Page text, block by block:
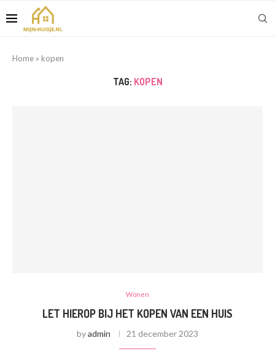
Home » kopen
TAG: KOPEN
Wonen
LET HIEROP BIJ HET KOPEN VAN EEN HUIS
byadmin 21 december 2023